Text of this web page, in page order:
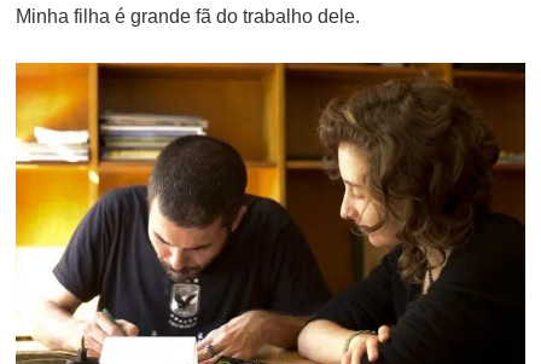
Minha filha é grande fã do trabalho dele.